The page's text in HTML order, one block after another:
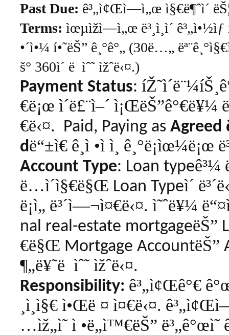
Past Due: ê³„ì¢Œì—ì„œ ì§€ë¶ˆì´
Terms: ìœµìžì—ì„œ ë³¸ì¸ì´ ê³„ì•½ìƒ
•´ì•¼ í•˜ëŠ” ê¸°ê°„ (30ë…„
š° 360ì´ ë ìˆ˜ ìžˆë‹¤.)
Payment Status:
€ë¡œ ì´ë£¨ì–´ ì¡ŒëŠ”ê°€ë¥¼
€ë‹¤. Paid, Paying as Agreed
dë“±ì€ ê¸ì •ì ì¸ ê¸°ë¡ìœ¼ë¡œ
Account Type: Loan typeê³¼
ë…ì´ì§€ë§Œ Loan Typeì´
ë¡ì„ ë³´ì—¬ì¤€ë‹¤. ì˜ˆë¥¼
nal real-estate mortgageëŠ”
€ë§Œ Mortgage AccountëŠ”
¶„ë¥˜ë ìˆ˜ ìžˆë‹¤.
Responsibility: ê³„ì¢Œê°€
¸ì¸ì§€ ì•Œë ¤ ì¤€ë‹¤.
…ìž„ì˜ ì •ë„ì™€ëŠ” ë³„ê°œì˜